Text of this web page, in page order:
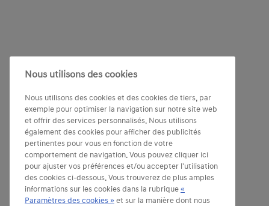
Nous utilisons des cookies
Nous utilisons des cookies et des cookies de tiers, par
exemple pour optimiser la navigation sur notre site web
et offrir des services personnalisés. Nous utilisons
également des cookies pour afficher des publicités
pertinentes pour vous en fonction de votre
comportement de navigation. Vous pouvez cliquer ici
pour ajuster vos préférences et/ou accepter l'utilisation
des cookies ci-dessous. Vous trouverez de plus amples
informations sur les cookies dans la rubrique«
Paramètres des cookies »et sur la manière dont nous